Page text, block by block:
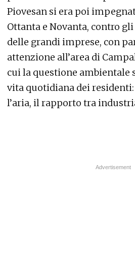
Piovesan si era poi
Ottanta e Novanta, contro
delle grandi imprese, con
attenzione all’area di
cui la questione ambientale
vita quotidiana dei residenti:
l’aria, il rapporto tra